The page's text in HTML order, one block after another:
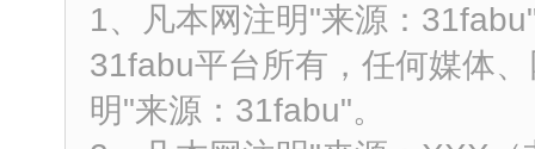
1、凡本网注明"来源：
31fabu平台所有，任何媒体
明"来源：31fabu"。